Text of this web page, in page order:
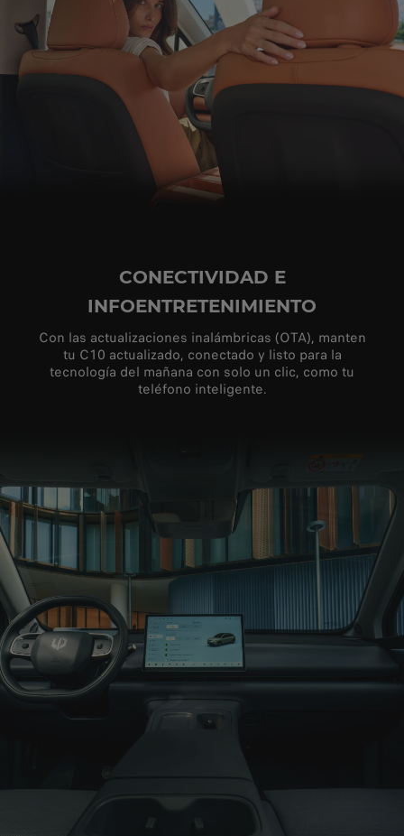
CONECTIVIDAD E
INFOENTRETENIMIENTO
Con las actualizaciones inalámbricas (OTA), manten
tu C10 actualizado, conectado y listo para la
tecnología del mañana con solo un clic, como tu
teléfono inteligente.